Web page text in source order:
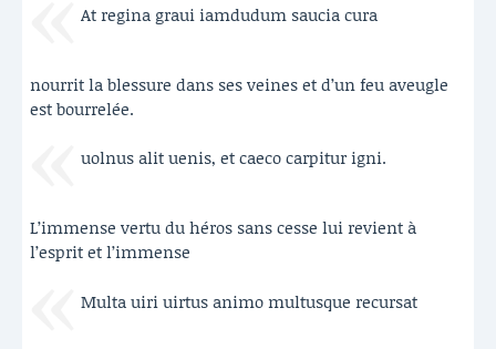
At regina graui iamdudum saucia cura
nourrit la blessure dans ses veines et d’un feu aveugle
est bourrelée.
uolnus alit uenis, et caeco carpitur igni.
L’immense vertu du héros sans cesse lui revient à
l’esprit et l’immense
Multa uiri uirtus animo multusque recursat